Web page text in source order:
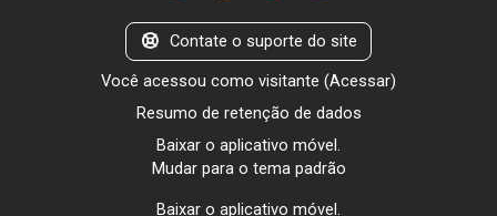
Contate o suporte do site
Você acessou como visitante (Acessar)
Resumo de retenção de dados
Baixar o aplicativo móvel.
Mudar para o tema padrão
Baixar o aplicativo móvel.